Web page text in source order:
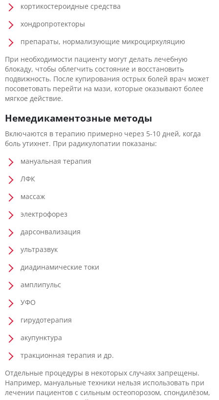
кортикостероидные средства
хондропротекторы
препараты, нормализующие микроциркуляцию
При необходимости пациенту могут делать лечебную
блокаду, чтобы облегчить состояние и восстановить
подвижность. После купирования острых болей врач может
посоветовать перейти на мази, которые оказывают более
мягкое действие.
Немедикаментозные методы
Включаются в терапию примерно через 5-10 дней, когда
боль утихнет. При радикулопатии показаны:
мануальная терапия
ЛФК
массаж
электрофорез
дарсонвализация
ультразвук
диадинамические токи
амплипульс
УФО
гирудотерапия
акупунктура
тракционная терапия и др.
Отдельные процедуры в некоторых случаях запрещены.
Например, мануальные техники нельзя использовать при
лечении пациентов с сильным остеопорозом, спондилёзом,